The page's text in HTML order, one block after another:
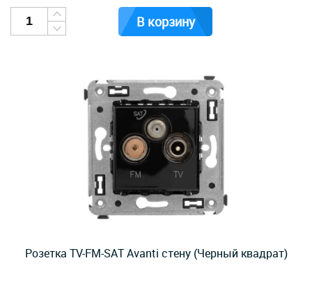
В корзину
Розетка TV-FM-SAT Avanti стену (Черный квадрат)